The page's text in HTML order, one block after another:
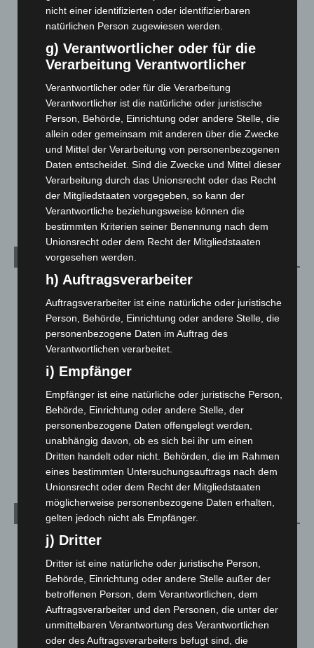
Mann läuft mit Hockeyschläger über A7 – Polizei sucht
Zeugen
5. August 2026
Gasleitung bei McDonald’s-Umbau in Langenhagen
beschädigt
5. August 2026
Anklage nach Abschaltung von „Archetyp Market“ erhoben
3. August 2026
Kategorien
Blaulicht
Corona-News
712
Hannover und Region
Langenhagen und Ortsteile
Leserbriefe
Menschen
Über uns
Veranstaltungen
1.270
Archiv
August 2026(12)
Juli 2026(73)
Juni 2026(139)
Mai 2026(99)
April 2026(99)
nicht einer identifizierten oder identifizierbaren
natürlichen Person zugewiesen werden.
g) Verantwortlicher oder für die
Verarbeitung Verantwortlicher
Verantwortlicher oder für die Verarbeitung
Verantwortlicher ist die natürliche oder juristische
Person, Behörde, Einrichtung oder andere Stelle, die
allein oder gemeinsam mit anderen über die Zwecke
und Mittel der Verarbeitung von personenbezogenen
Daten entscheidet. Sind die Zwecke und Mittel dieser
Verarbeitung durch das Unionsrecht oder das Recht
der Mitgliedstaaten vorgegeben, so kann der
Verantwortliche beziehungsweise können die
bestimmten Kriterien seiner Benennung nach dem
Unionsrecht oder dem Recht der Mitgliedstaaten
vorgesehen werden.
h) Auftragsverarbeiter
Auftragsverarbeiter ist eine natürliche oder juristische
Person, Behörde, Einrichtung oder andere Stelle, die
personenbezogene Daten im Auftrag des
Verantwortlichen verarbeitet.
i) Empfänger
Empfänger ist eine natürliche oder juristische Person,
Behörde, Einrichtung oder andere Stelle, der
personenbezogene Daten offengelegt werden,
unabhängig davon, ob es sich bei ihr um einen
Dritten handelt oder nicht. Behörden, die im Rahmen
eines bestimmten Untersuchungsauftrags nach dem
Unionsrecht oder dem Recht der Mitgliedstaaten
möglicherweise personenbezogene Daten erhalten,
gelten jedoch nicht als Empfänger.
j) Dritter
Dritter ist eine natürliche oder juristische Person,
Behörde, Einrichtung oder andere Stelle außer der
betroffenen Person, dem Verantwortlichen, dem
Auftragsverarbeiter und den Personen, die unter der
unmittelbaren Verantwortung des Verantwortlichen
oder des Auftragsverarbeiters befugt sind, die